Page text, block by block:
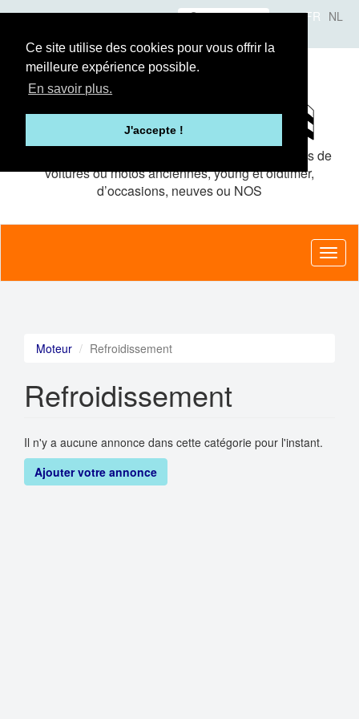
Ce site utilise des cookies pour vous offrir la
meilleure expérience possible.
En savoir plus.
J'accepte !
contenu
principal
FR NL
Se connecter
pour pièces de
voitures ou motos anciennes, young et oldtimer,
d’occasions, neuves ou NOS
Moteur Refroidissement
Refroidissement
Il n'y a aucune annonce dans cette catégorie pour l'instant.
Ajouter votre annonce